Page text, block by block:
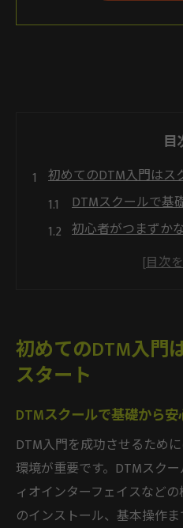
目
初めてのDTM入門はス
DTMスクールで基
初心者がつまずか
音楽経験なしから
体験
音楽経験なしでもDTM
DTMスクールで音
法
楽譜が読めなくて
DTM初心者が曲作
DTMスクール活用
初めてのDTM入門
スタート
DTMスクールで基礎から
DTM入門を成功させるため
環境が重要です。DTMスク
ィオインターフェイスなど
のインストール、基本操作